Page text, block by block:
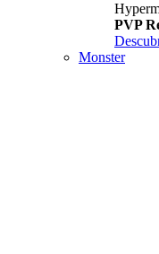
PVP
Monster